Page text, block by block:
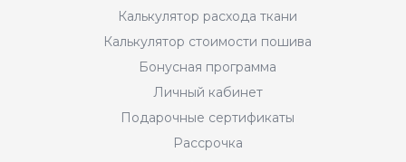
Калькулятор расхода ткани
Калькулятор стоимости пошива
Бонусная программа
Личный кабинет
Подарочные сертификаты
Рассрочка